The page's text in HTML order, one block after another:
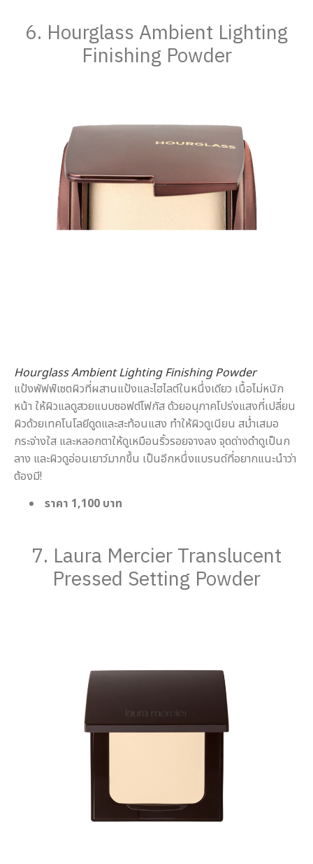
6. Hourglass Ambient Lighting
Finishing Powder
Hourglass Ambient Lighting Finishing Powder
แป้งพัฟฟ์เซตผิวที่ผสานแป้งและไฮไลต์ในหนึ่งเดียว เนื้อไม่หนัก
หน้า ให้ผิวแลดูสวยแบบซอฟต์โฟกัส ด้วยอนุภาคโปร่งแสงที่เปลี่ยน
ผิวด้วยเทคโนโลยีดูดและสะท้อนแสง ทำให้ผิวดูเนียน สม่ำเสมอ
กระจ่างใส และหลอกตาให้ดูเหมือนริ้วรอยจางลง จุดด่างดำดูเป็นก
ลาง และผิวดูอ่อนเยาว์มากขึ้น เป็นอีกหนึ่งแบรนด์ที่อยากแนะนำว่า
ต้องมี!
ราคา 1,100 บาท
7. Laura Mercier Translucent
Pressed Setting Powder